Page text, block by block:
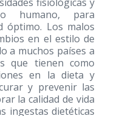
humano, para
óptimo. Los malos
en el estilo de
a muchos países a
que tienen como
en la dieta y
y prevenir las
la calidad de vida
ingestas dietéticas